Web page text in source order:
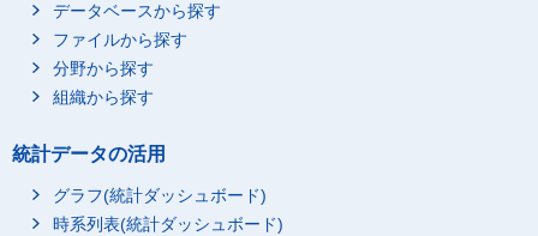
データベースから探す
ファイルから探す
分野から探す
組織から探す
統計データの活用
グラフ(統計ダッシュボード)
時系列表(統計ダッシュボード)